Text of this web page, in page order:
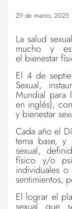
29 de marzo, 2025
La salud
mucho y
el bienestar
El 4 de
Sexual,
Mundial para
en inglés),
y bienestar
Cada año el
tema base,
sexual,
físico y/o
individuales
sentimientos,
El lograr el
sexual que